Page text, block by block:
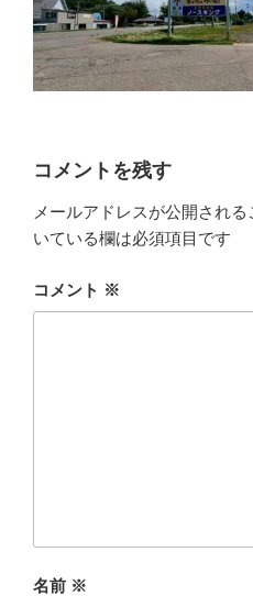
コメントを残す
メールアドレスが公開される
いている欄は必須項目です
コメント ※
名前 ※